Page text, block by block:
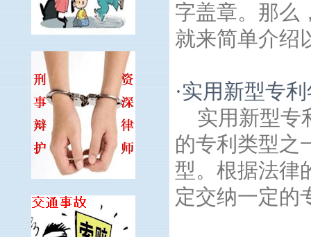
字盖章。那么
就来简单介绍
·实用新型专
实用新型专
的专利类型之
型。根据法律
定交纳一定的